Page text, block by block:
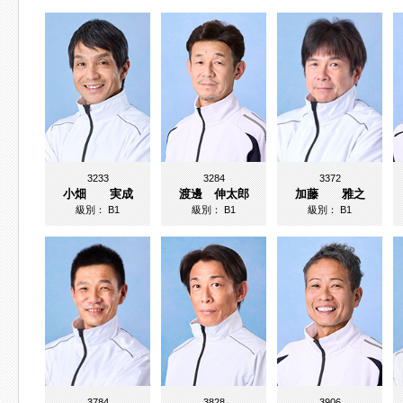
3233
小畑 実成
級別：B1
3284
渡邊 伸太郎
級別：B1
3372
加藤 雅之
級別：B1